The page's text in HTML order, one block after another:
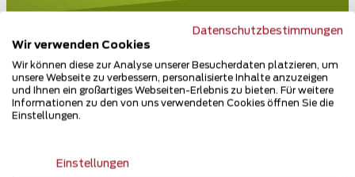
Datenschutzbestimmungen
Wir verwenden Cookies
Wir können diese zur Analyse unserer Besucherdaten platzieren, um
unsere Webseite zu verbessern, personalisierte Inhalte anzuzeigen
und Ihnen ein großartiges Webseiten-Erlebnis zu bieten. Für weitere
Informationen zu den von uns verwendeten Cookies öffnen Sie die
Einstellungen.
Einstellungen